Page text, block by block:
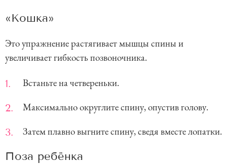
«Кошка»
Это упражнение растягивает мышцы спины и
увеличивает гибкость позвоночника.
Встаньте на четвереньки.
Максимально округлите спину, опустив голову.
Затем плавно выгните спину, сведя вместе лопатки.
Поза ребёнка